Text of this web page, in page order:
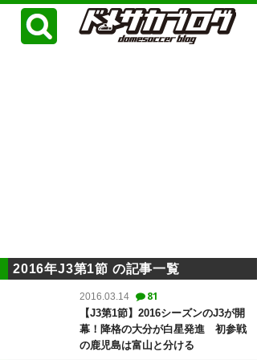
2016年J3第1節 の記事一覧
2016.03.14 81
【J3第1節】2016シーズンのJ3が開
幕！降格の大分が白星発進 初参戦
の鹿児島は富山と分ける